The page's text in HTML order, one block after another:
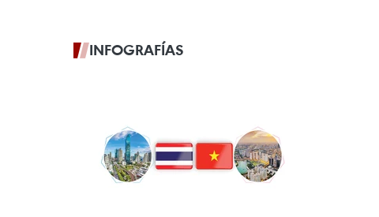
INFOGRAFÍAS